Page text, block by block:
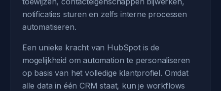
notificaties sturen en zelfs interne processen
automatiseren.
Een unieke kracht van HubSpot is de
mogelijkheid om automation te personaliseren
op basis van het volledige klantprofiel. Omdat
alle data in één CRM staat, kun je workflows